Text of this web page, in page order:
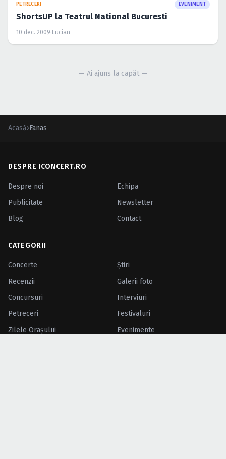
PETRECERI EVENIMENT
ShortsUP la Teatrul National Bucuresti
10 dec. 2009·Lucian
— Ai ajuns la capăt —
Acasă›Fanas
DESPRE ICONCERT.RO
Despre noi
Echipa
Publicitate
Newsletter
Blog
Contact
CATEGORII
Concerte
Ştiri
Recenzii
Galerii foto
Concursuri
Interviuri
Petreceri
Festivaluri
Zilele Oraşului
Evenimente